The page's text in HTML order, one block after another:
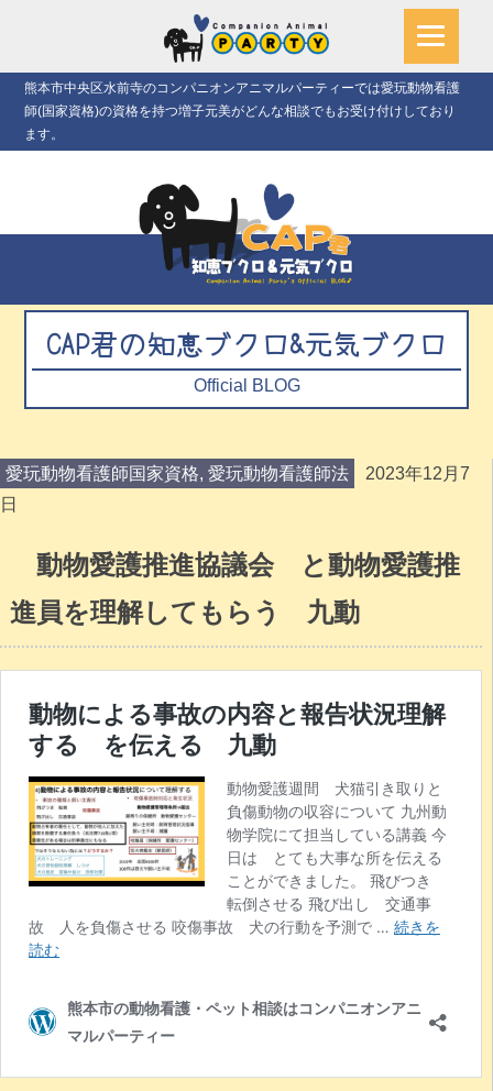
熊本市中央区水前寺のコンパニオンアニマルパーティーでは愛玩動物看護
師(国家資格)の資格を持つ増子元美がどんな相談でもお受け付けしており
ます。
CAP君の知恵ブクロ&元気ブクロ
Official BLOG
愛玩動物看護師国家資格, 愛玩動物看護師法
2023年12月7
日
動物愛護推進協議会 と動物愛護推
進員を理解してもらう 九動